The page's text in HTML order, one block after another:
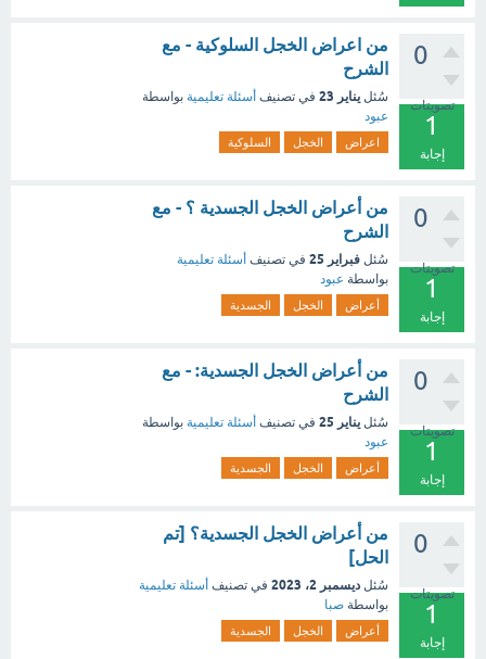
0
تصويتات
1
إجابة
من اعراض الخجل السلوكية - مع
الشرح
سُئل يناير 23 في تصنيف أسئلة تعليمية بواسطة
عبود
اعراض الخجل السلوكية
0
تصويتات
1
إجابة
من أعراض الخجل الجسدية ؟ - مع
الشرح
سُئل فبراير 25 في تصنيف أسئلة تعليمية
بواسطة عبود
أعراض الخجل الجسدية
0
تصويتات
1
إجابة
من أعراض الخجل الجسدية: - مع
الشرح
سُئل يناير 25 في تصنيف أسئلة تعليمية بواسطة
عبود
أعراض الخجل الجسدية
0
تصويتات
1
إجابة
من أعراض الخجل الجسدية؟ [تم
الحل]
سُئل ديسمبر 2، 2023 في تصنيف أسئلة تعليمية
بواسطة صبا
أعراض الخجل الجسدية